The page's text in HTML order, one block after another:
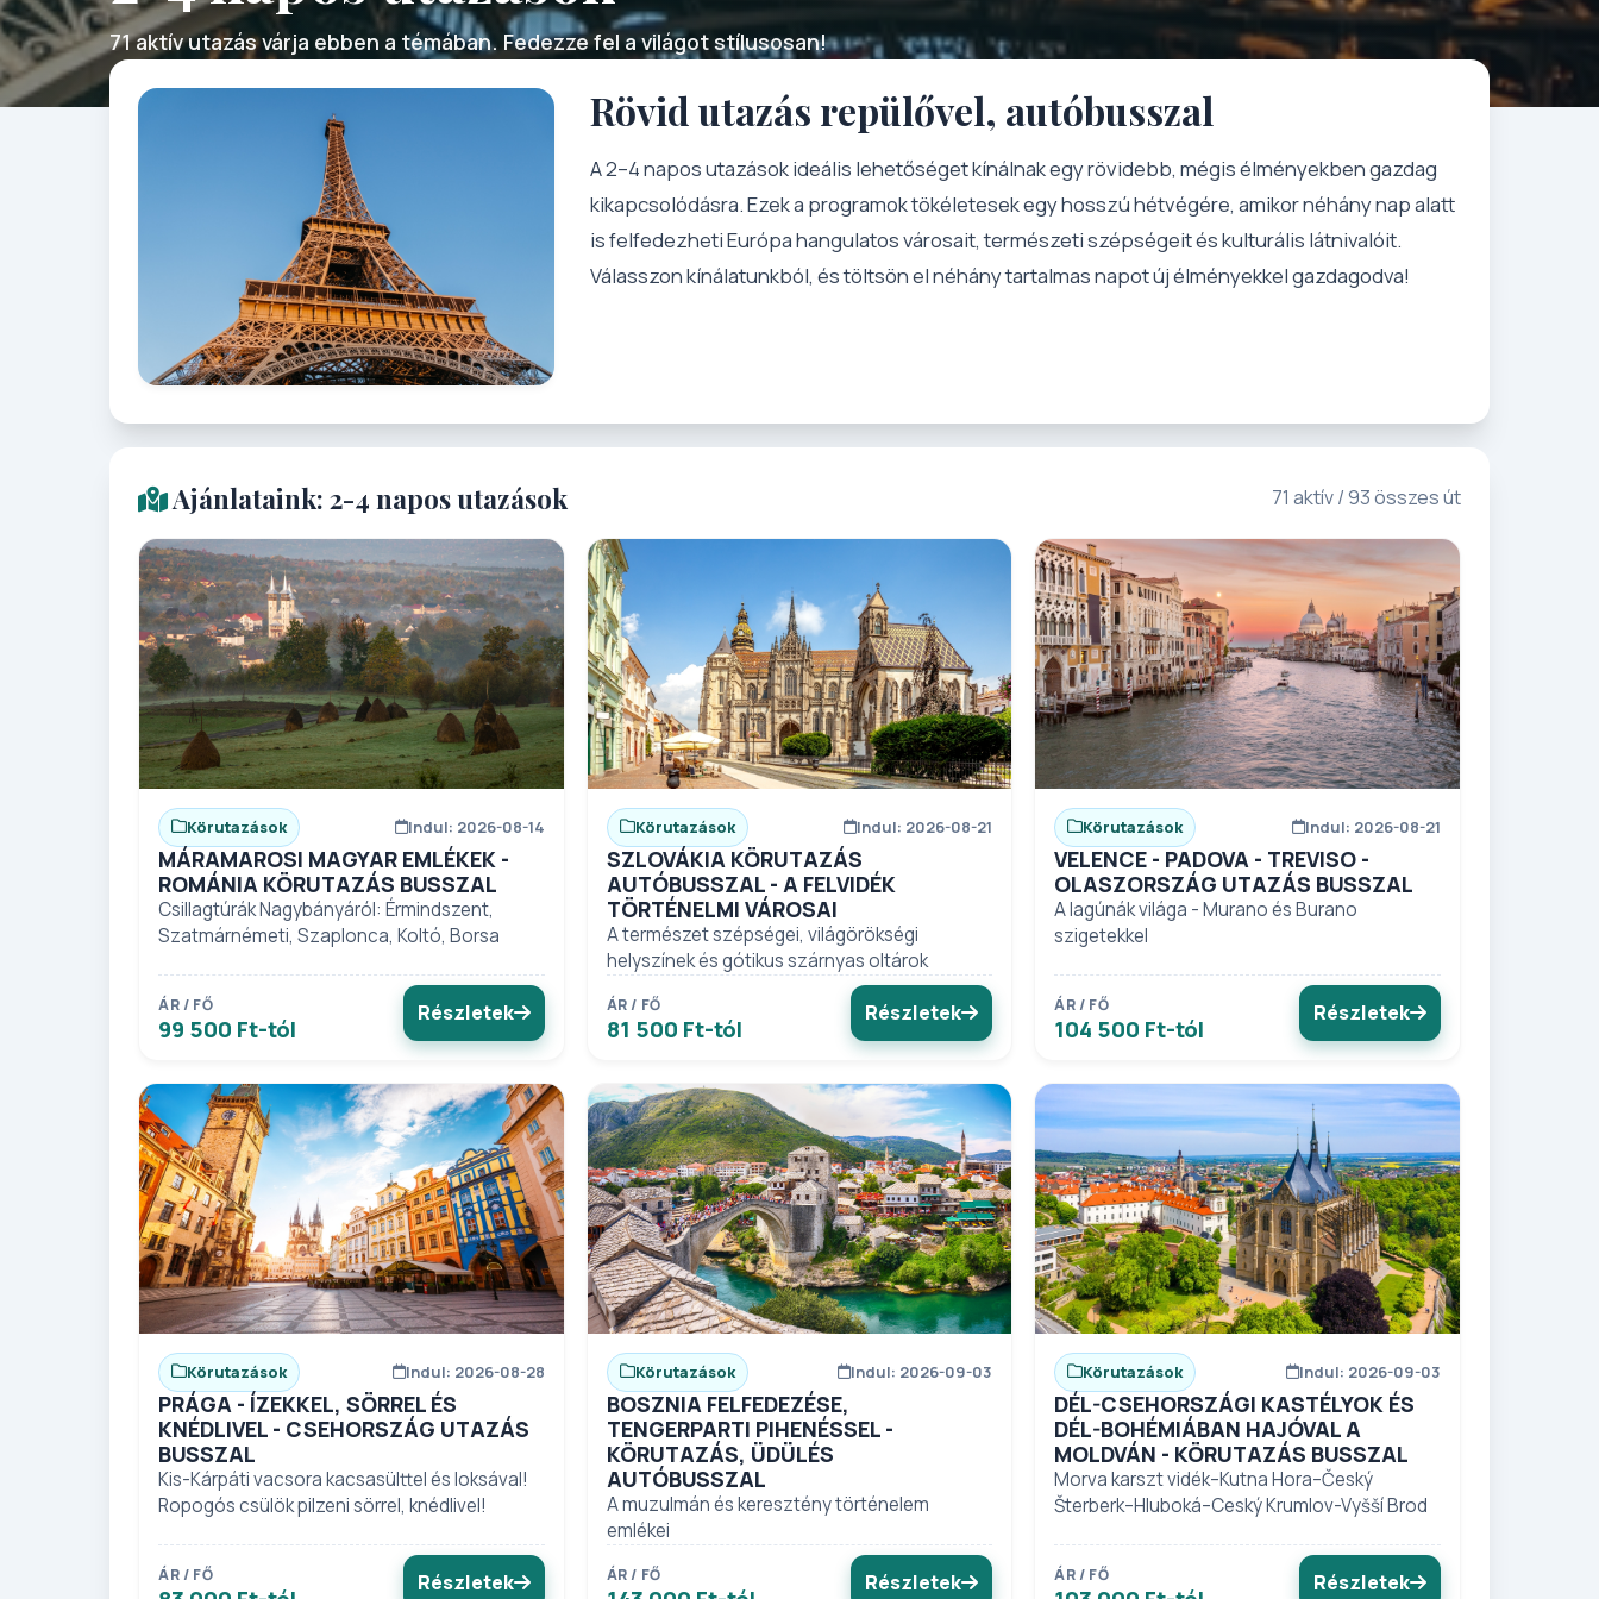
71 aktív utazás várja ebben a témában. Fedezze fel a világot stílusosan!
Rövid utazás repülővel, autóbusszal
A 2–4 napos utazások ideális lehetőséget kínálnak egy rövidebb, mégis élményekben gazdag
kikapcsolódásra. Ezek a programok tökéletesek egy hosszú hétvégére, amikor néhány nap alatt
is felfedezheti Európa hangulatos városait, természeti szépségeit és kulturális látnivalóit.
Válasszon kínálatunkból, és töltsön el néhány tartalmas napot új élményekkel gazdagodva!
Ajánlataink: 2-4 napos utazások 71 aktív / 93 összes út
Körutazások Indul: 2026-08-14
MÁRAMAROSI MAGYAR EMLÉKEK -
ROMÁNIA KÖRUTAZÁS BUSSZAL
Csillagtúrák Nagybányáról: Érmindszent,
Szatmárnémeti, Szaplonca, Koltó, Borsa
ÁR / FŐ
99 500 Ft-tól
Részletek
Körutazások Indul: 2026-08-21
SZLOVÁKIA KÖRUTAZÁS
AUTÓBUSSZAL - A FELVIDÉK
TÖRTÉNELMI VÁROSAI
A természet szépségei, világörökségi
helyszínek és gótikus szárnyas oltárok
ÁR / FŐ
81 500 Ft-tól
Részletek
Körutazások Indul: 2026-08-21
VELENCE - PADOVA - TREVISO -
OLASZORSZÁG UTAZÁS BUSSZAL
A lagúnák világa - Murano és Burano
szigetekkel
ÁR / FŐ
104 500 Ft-tól
Részletek
Körutazások Indul: 2026-08-28
PRÁGA - ÍZEKKEL, SÖRREL ÉS
KNÉDLIVEL - CSEHORSZÁG UTAZÁS
BUSSZAL
Kis-Kárpáti vacsora kacsasülttel és loksával!
Ropogós csülök pilzeni sörrel, knédlivel!
ÁR / FŐ Részletek
Körutazások Indul: 2026-09-03
BOSZNIA FELFEDEZÉSE,
TENGERPARTI PIHENÉSSEL -
KÖRUTAZÁS, ÜDÜLÉS
AUTÓBUSSZAL
A muzulmán és keresztény történelem
emlékei
ÁR / FŐ Részletek
Körutazások Indul: 2026-09-03
DÉL-CSEHORSZÁGI KASTÉLYOK ÉS
DÉL-BOHÉMIÁBAN HAJÓVAL A
MOLDVÁN - KÖRUTAZÁS BUSSZAL
Morva karszt vidék–Kutna Hora–Český
Šterberk–Hluboká–Ceský Krumlov-Vyšší Brod
ÁR / FŐ Részletek